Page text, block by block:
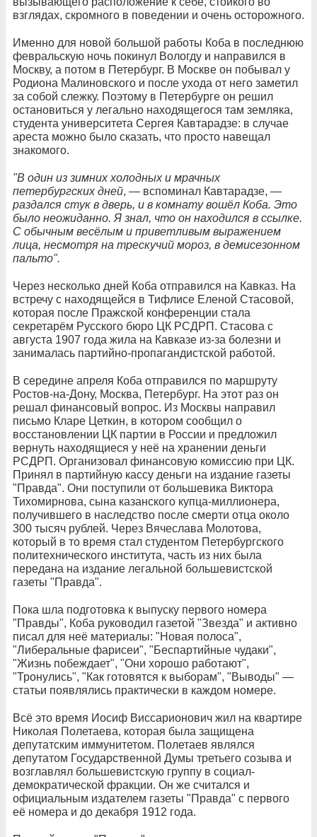
взглядах, скромного в поведении и очень осторожного.
Именно для новой большой работы Коба в последнюю
февральскую ночь покинул Вологду и направился в
Москву, а потом в Петербург. В Москве он побывал у
Родиона Малиновского и после ухода от него заметил
за собой слежку. Поэтому в Петербурге он решил
остановиться у легально находящегося там земляка,
студента университета Сергея Кавтарадзе: в случае
ареста можно было сказать, что просто навещал
знакомого.
"В один из зимних холодных и мрачных
петербургских дней, — вспоминал Кавтарадзе, —
раздался стук в дверь, и в комнату вошёл Коба. Это
было неожиданно. Я знал, что он находился в ссылке.
С обычным весёлым и приветливым выражением
лица, несмотря на трескучий мороз, в демисезонном
пальто".
Через несколько дней Коба отправился на Кавказ. На
встречу с находящейся в Тифлисе Еленой Стасовой,
которая после Пражской конференции стала
секретарём Русского бюро ЦК РСДРП. Стасова с
августа 1907 года жила на Кавказе из-за болезни и
занималась партийно-пропагандистской работой.
В середине апреля Коба отправился по маршруту
Ростов-на-Дону, Москва, Петербург. На этот раз он
решал финансовый вопрос. Из Москвы направил
письмо Кларе Цеткин, в котором сообщил о
восстановлении ЦК партии в России и предложил
вернуть находящиеся у неё на хранении деньги
РСДРП. Организовал финансовую комиссию при ЦК.
Принял в партийную кассу деньги на издание газеты
"Правда". Они поступили от большевика Виктора
Тихомирнова, сына казанского купца-миллионера,
получившего в наследство после смерти отца около
300 тысяч рублей. Через Вячеслава Молотова,
который в то время стал студентом Петербургского
политехнического института, часть из них была
передана на издание легальной большевистской
газеты "Правда".
Пока шла подготовка к выпуску первого номера
"Правды", Коба руководил газетой "Звезда" и активно
писал для неё материалы: "Новая полоса",
"Либеральные фарисеи", "Беспартийные чудаки",
"Жизнь побеждает", "Они хорошо работают",
"Тронулись", "Как готовятся к выборам", "Выводы" —
статьи появлялись практически в каждом номере.
Всё это время Иосиф Виссарионович жил на квартире
Николая Полетаева, которая была защищена
депутатским иммунитетом. Полетаев являлся
депутатом Государственной Думы третьего созыва и
возглавлял большевистскую группу в социал-
демократической фракции. Он же считался и
официальным издателем газеты "Правда" с первого
её номера и до декабря 1912 года.